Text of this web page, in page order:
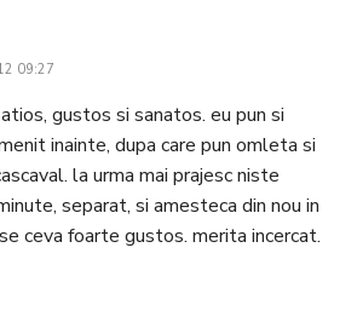
09:27
gustos si sanatos. eu pun si
inainte, dupa care pun omleta si
la urma mai prajesc niste
separat, si amesteca din nou in
ceva foarte gustos. merita incercat.